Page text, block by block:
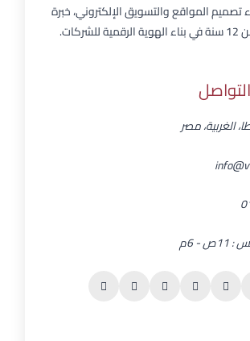
تصميم المواقع والتسويق الإلكتروني، خبرة
الغربية، مصر
- 6م